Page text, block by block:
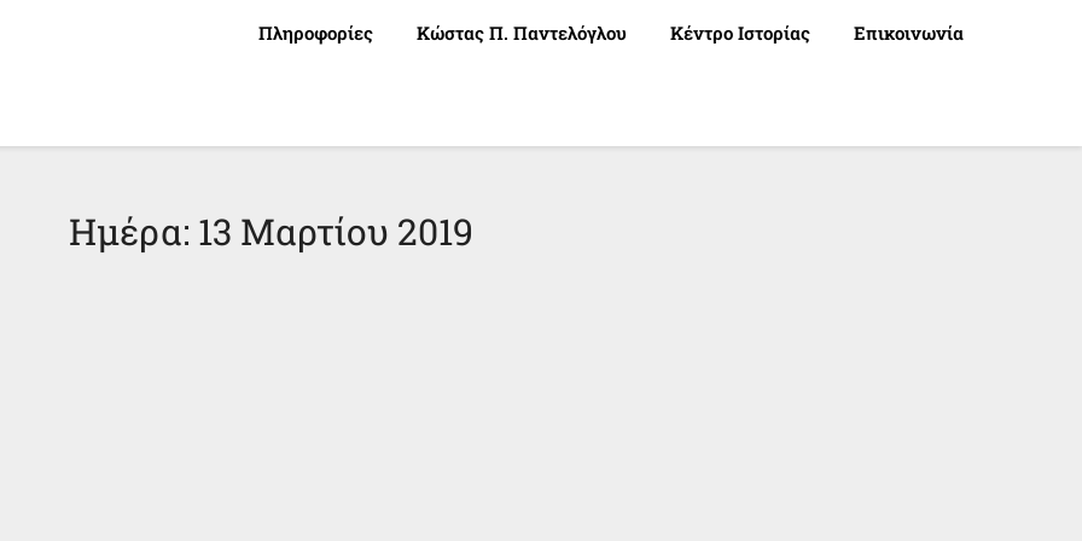
Πληροφορίες Κώστας Π. Παντελόγλου Κέντρο Ιστορίας Επικοινωνία
Ημέρα: 13 Μαρτίου 2019